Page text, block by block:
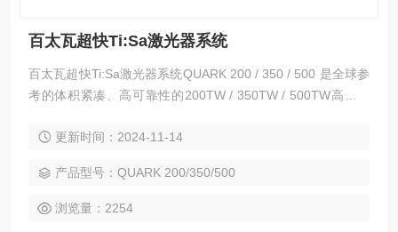
百太瓦超快Ti:Sa激光器系统
百太瓦超快Ti:Sa激光器系统QUARK 200 / 350 / 500 是全球参
考的体积紧凑、高可靠性的200TW / 350TW / 500TW高峰值
峰值功率激光器中开拓创新，可靠的工业级技术，智能平台轻
更新时间：2024-11-14
产品型号：QUARK 200/350/500
浏览量：2254